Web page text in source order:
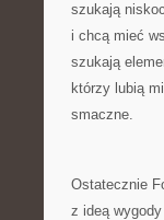
szukają
i chcą mieć
szukają
którzy lubią
smaczne.
Ostatecznie
z ideą